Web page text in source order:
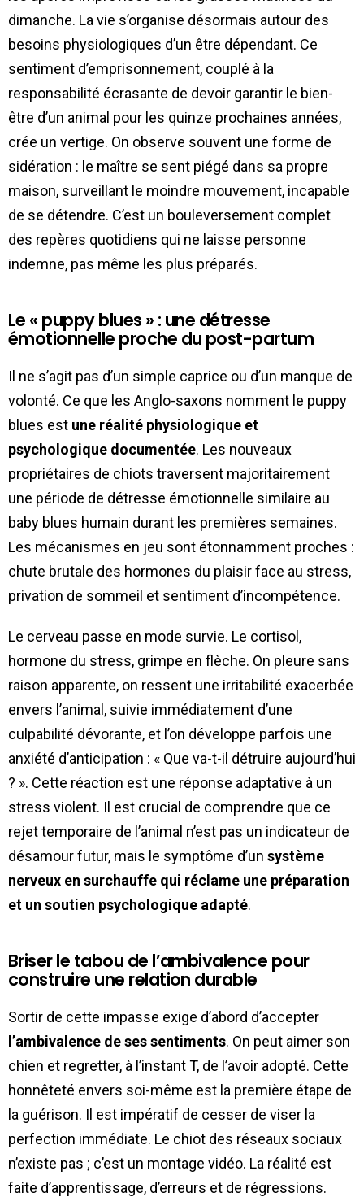
dimanche. La vie s’organise désormais autour des
besoins physiologiques d’un être dépendant. Ce
sentiment d’emprisonnement, couplé à la
responsabilité écrasante de devoir garantir le bien-
être d’un animal pour les quinze prochaines années,
crée un vertige. On observe souvent une forme de
sidération : le maître se sent piégé dans sa propre
maison, surveillant le moindre mouvement, incapable
de se détendre. C’est un bouleversement complet
des repères quotidiens qui ne laisse personne
indemne, pas même les plus préparés.
Le « puppy blues » : une détresse
émotionnelle proche du post-partum
Il ne s’agit pas d’un simple caprice ou d’un manque de
volonté. Ce que les Anglo-saxons nomment le puppy
blues est une réalité physiologique et
psychologique documentée. Les nouveaux
propriétaires de chiots traversent majoritairement
une période de détresse émotionnelle similaire au
baby blues humain durant les premières semaines.
Les mécanismes en jeu sont étonnamment proches :
chute brutale des hormones du plaisir face au stress,
privation de sommeil et sentiment d’incompétence.
Le cerveau passe en mode survie. Le cortisol,
hormone du stress, grimpe en flèche. On pleure sans
raison apparente, on ressent une irritabilité exacerbée
envers l’animal, suivie immédiatement d’une
culpabilité dévorante, et l’on développe parfois une
anxiété d’anticipation : « Que va-t-il détruire aujourd’hui
? ». Cette réaction est une réponse adaptative à un
stress violent. Il est crucial de comprendre que ce
rejet temporaire de l’animal n’est pas un indicateur de
désamour futur, mais le symptôme d’un système
nerveux en surchauffe qui réclame une préparation
et un soutien psychologique adapté.
Briser le tabou de l’ambivalence pour
construire une relation durable
Sortir de cette impasse exige d’abord d’accepter
l’ambivalence de ses sentiments. On peut aimer son
chien et regretter, à l’instant T, de l’avoir adopté. Cette
honnêteté envers soi-même est la première étape de
la guérison. Il est impératif de cesser de viser la
perfection immédiate. Le chiot des réseaux sociaux
n’existe pas ; c’est un montage vidéo. La réalité est
faite d’apprentissage, d’erreurs et de régressions.